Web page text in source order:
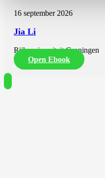
16 september 2026
Jia Li
Rijksuniversiteit Groningen
Open Ebook